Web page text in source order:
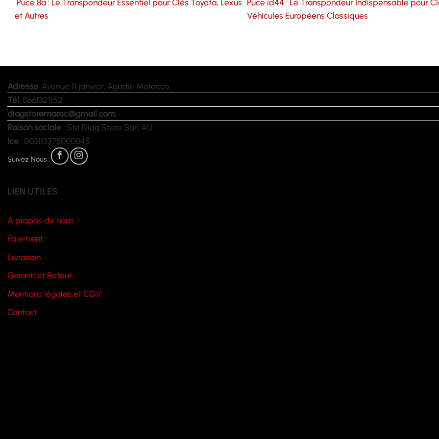
et Autres
Véhicules Européens Classiques
Adresse: Avenue 11 janvier, Agadir, Morocco
Tél: 0661321152
diagstoremaroc@gmail.com
Raison sociale : Ste Diag Store Sarl AU
Ice : 003113375000045
Suivez Nous :
LIEN UTILES
A propos de nous
Paiement
Livraison
Garanti et Retour
Mentions légales et CGV
Contact